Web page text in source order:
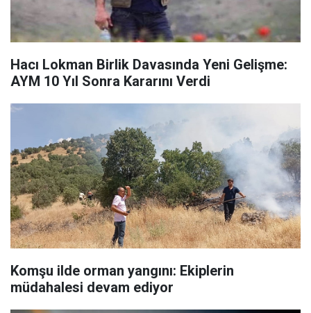
Hacı Lokman Birlik Davasında Yeni Gelişme:
AYM 10 Yıl Sonra Kararını Verdi
Komşu ilde orman yangını: Ekiplerin
müdahalesi devam ediyor